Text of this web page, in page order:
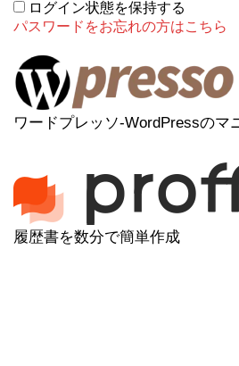
ログイン状態を保持する
パスワードをお忘れの方はこちら
ワードプレッソ-WordPressのマ
履歴書を数分で簡単作成